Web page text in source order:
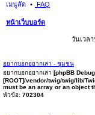
เมนูลัด FAQ
หน้าเว็บบอร์ด
วันเวล
อยากบอกอยากเล่า - ชุมชน
อยากบอกอยากเล่า [phpBB
[ROOT]/vendor/twig/twig/lib/
must be an array or an object
หัวข้อ: 702304